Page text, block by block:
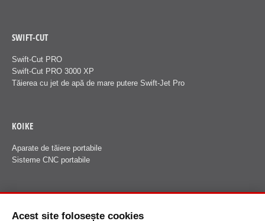
SWIFT-CUT
Swift-Cut PRO
Swift-Cut PRO 3000 XP
Tăierea cu jet de apă de mare putere Swift-Jet Pro
KOIKE
Aparate de tăiere portabile
Sisteme CNC portabile
Acest site folosește cookies